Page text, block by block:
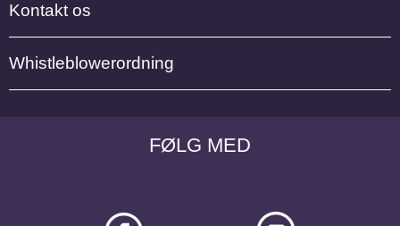
FØLG MED
Kontakt os
Whistleblowerordning